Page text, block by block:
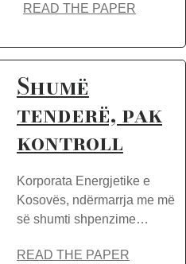
READ THE PAPER
Shumë
tenderë, pak
kontroll
Korporata Energjetike e
Kosovës, ndërmarrja me më
së shumti shpenzime…
READ THE PAPER